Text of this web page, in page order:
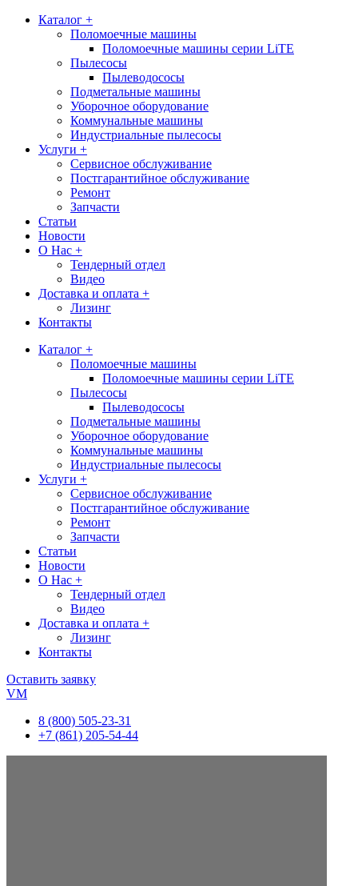
Каталог +
Поломоечные машины
Поломоечные машины серии LiTE
Пылесосы
Пылеводососы
Подметальные машины
Уборочное оборудование
Коммунальные машины
Индустриальные пылесосы
Услуги +
Сервисное обслуживание
Постгарантийное обслуживание
Ремонт
Запчасти
Статьи
Новости
О Нас +
Тендерный отдел
Видео
Доставка и оплата +
Лизинг
Контакты
Каталог +
Поломоечные машины
Поломоечные машины серии LiTE
Пылесосы
Пылеводососы
Подметальные машины
Уборочное оборудование
Коммунальные машины
Индустриальные пылесосы
Услуги +
Сервисное обслуживание
Постгарантийное обслуживание
Ремонт
Запчасти
Статьи
Новости
О Нас +
Тендерный отдел
Видео
Доставка и оплата +
Лизинг
Контакты
Оставить заявку
VM
8 (800) 505-23-31
+7 (861) 205-54-44